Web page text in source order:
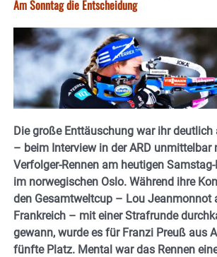
Am Sonntag die Entscheidung
Die große Enttäuschung war ihr deutlich
– beim Interview in der ARD unmittelbar
Verfolger-Rennen am heutigen
im norwegischen Oslo. Während ihre
den Gesamtweltcup – Lou Jeanmonnot
Frankreich – mit einer Strafrunde
gewann, wurde es für Franzi Preuß aus
fünfte Platz. Mental war das Rennen